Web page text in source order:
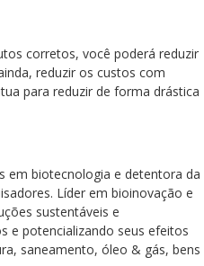
corretos, você poderá reduzir
reduzir os custos com
para reduzir de forma drástica
em biotecnologia e detentora da
Líder em bioinovação e
sustentáveis e
e potencializando seus efeitos
saneamento, óleo & gás, bens